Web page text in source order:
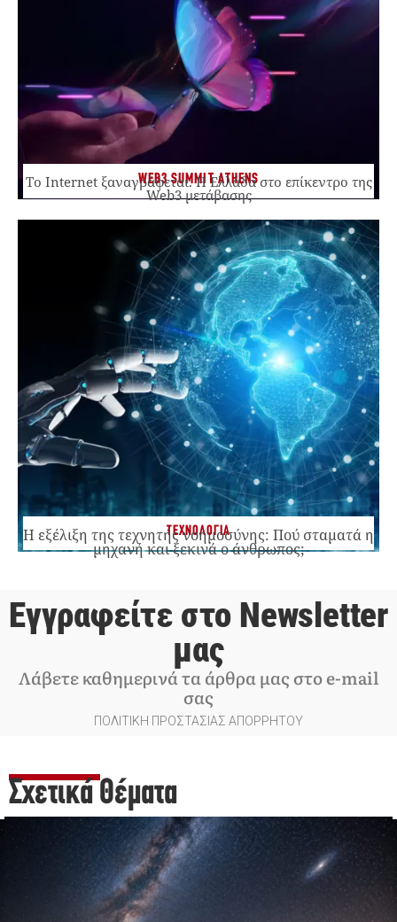
WEB3 SUMMIT ATHENS
Το Internet ξαναγράφεται. Η Ελλάδα στο επίκεντρο της
Web3 μετάβασης
ΤΕΧΝΟΛΟΓΙΑ
Η εξέλιξη της τεχνητής νοημοσύνης: Πού σταματά η
μηχανή και ξεκινά ο άνθρωπος;
Εγγραφείτε στο Newsletter
μας
Λάβετε καθημερινά τα άρθρα μας στο e-mail
σας
ΠΟΛΙΤΙΚΗ ΠΡΟΣΤΑΣΙΑΣ ΑΠΟΡΡΗΤΟΥ
Σχετικά Θέματα